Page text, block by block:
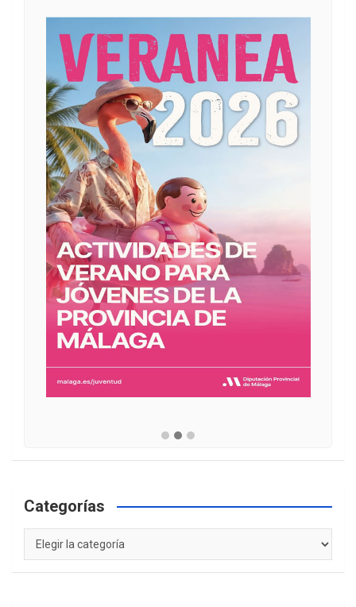
Categorías
Categorías